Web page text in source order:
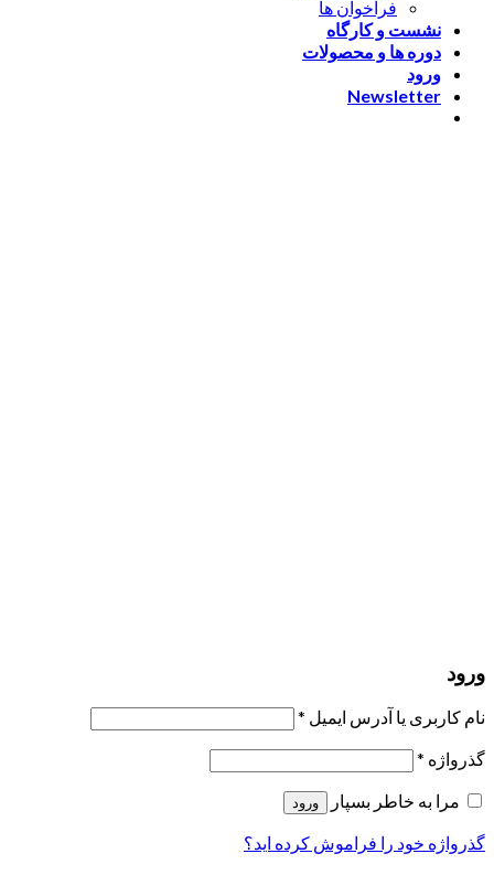
فراخوان ها
نشست و کارگاه
دوره ها و محصولات
ورود
Newsletter
ورود
نام کاربری یا آدرس ایمیل *
گذرواژه *
مرا به خاطر بسپار
ورود
گذرواژه خود را فراموش کرده اید؟